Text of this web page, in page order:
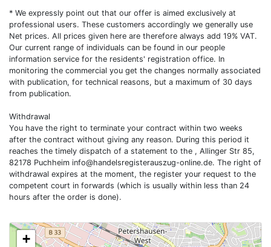
* We expressly point out that our offer is aimed exclusively at
professional users. These customers accordingly we generally use
Net prices. All prices given here are therefore always add 19% VAT.
Our current range of individuals can be found in our people
information service for the residents' registration office. In
monitoring the commercial you get the changes normally associated
with publication, for technical reasons, but a maximum of 30 days
from publication.
Withdrawal
You have the right to terminate your contract within two weeks
after the contract without giving any reason. During this period it
reaches the timely dispatch of a statement to the , Allinger Str 85,
82178 Puchheim info@handelsregisterauszug-online.de. The right of
withdrawal expires at the moment, the register your request to the
competent court in forwards (which is usually within less than 24
hours after the order is done).
+